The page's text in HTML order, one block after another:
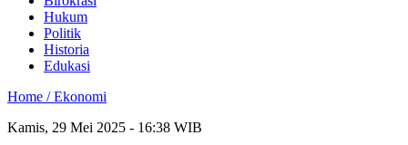
Hukum
Politik
Historia
Edukasi
Home /Ekonomi
Kamis, 29 Mei 2025 - 16:38 WIB